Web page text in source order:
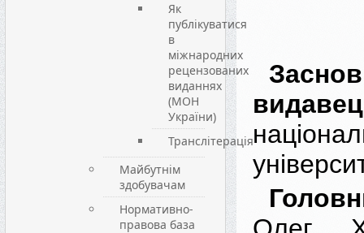
Як
публікуватися
в
міжнародних
рецензованих
виданнях
(МОН
України)
Транслітерація
Майбутнім
здобувачам
Нормативно-
правова база